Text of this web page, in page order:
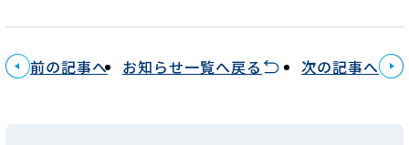
前の記事へ お知らせ一覧へ戻る 次の記事へ